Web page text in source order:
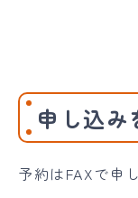
申し込み
予約はFAXで申